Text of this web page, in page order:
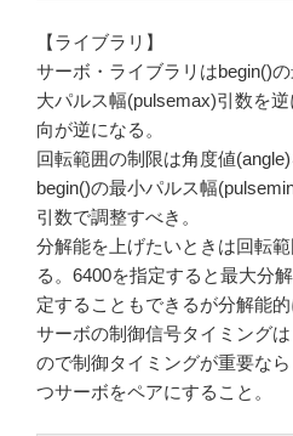
【ライブラリ】
サーボ・ライブラリはbegin()
大パルス幅(pulsemax)引数を
向が逆になる。
回転範囲の制限は角度値
begin()の最小パルス幅
引数で調整すべき。
分解能を上げたいときは回転
る。6400を指定すると最大分
定することもできるが分解能的
サーボの制御信号タイミング
ので制御タイミングが重要な
つサーボをペアにすること。